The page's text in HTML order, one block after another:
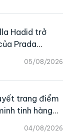
05/08/2026
Hadid trở
Prada
Charvet
04/08/2026
trang điểm
tinh hàng